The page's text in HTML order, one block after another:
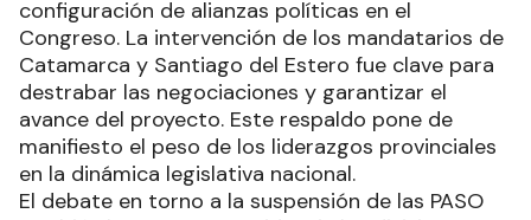
configuración de alianzas políticas en el
Congreso. La intervención de los mandatarios de
Catamarca y Santiago del Estero fue clave para
destrabar las negociaciones y garantizar el
avance del proyecto. Este respaldo pone de
manifiesto el peso de los liderazgos provinciales
en la dinámica legislativa nacional.
El debate en torno a la suspensión de las PASO